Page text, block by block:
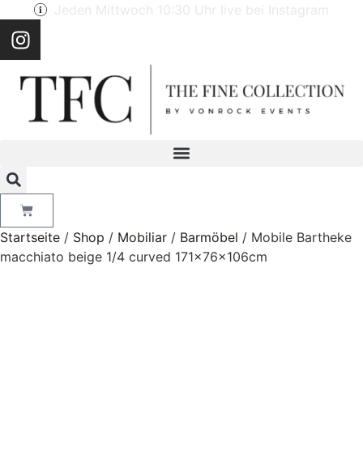
Jeden Mittwoch 10:30 Uhr live bei Instagram
Startseite / Shop / Mobiliar / Barmöbel / Mobile Bartheke
macchiato beige 1/4 curved 171x76x106cm